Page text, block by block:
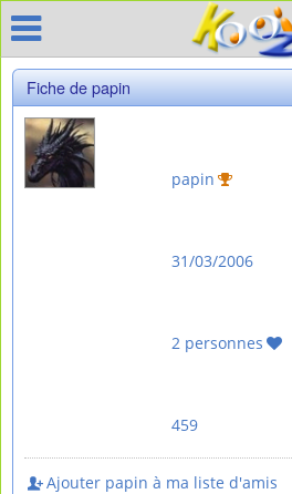
Fiche de papin
papin
31/03/2006
2 personnes
459
Ajouter papin à ma liste d'amis